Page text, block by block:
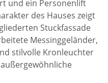
und ein Personenlift
des Hauses zeigt
Stuckfassade
Messinggeländer,
stilvolle Kronleuchter